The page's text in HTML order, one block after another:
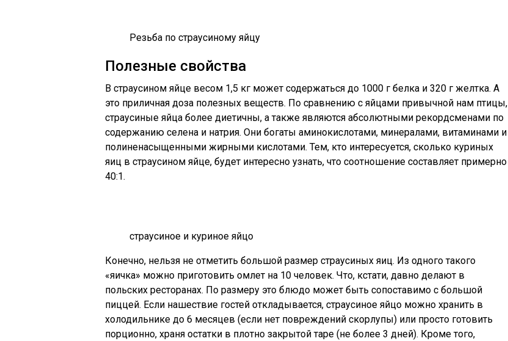
Резьба по страусиному яйцу
Полезные свойства
В страусином яйце весом 1,5 кг может содержаться до 1000 г белка и 320 г желтка. А
это приличная доза полезных веществ. По сравнению с яйцами привычной нам птицы,
страусиные яйца более диетичны, а также являются абсолютными рекордсменами по
содержанию селена и натрия. Они богаты аминокислотами, минералами, витаминами и
полиненасыщенными жирными кислотами. Тем, кто интересуется, сколько куриных
яиц в страусином яйце, будет интересно узнать, что соотношение составляет примерно
40:1.
страусиное и куриное яйцо
Конечно, нельзя не отметить большой размер страусиных яиц. Из одного такого
«яичка» можно приготовить омлет на 10 человек. Что, кстати, давно делают в
польских ресторанах. По размеру это блюдо может быть сопоставимо с большой
пиццей. Если нашествие гостей откладывается, страусиное яйцо можно хранить в
холодильнике до 6 месяцев (если нет повреждений скорлупы) или просто готовить
порционно, храня остатки в плотно закрытой таре (не более 3 дней). Кроме того,